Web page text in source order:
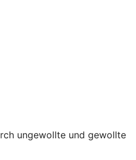
ungewollte und gewollte